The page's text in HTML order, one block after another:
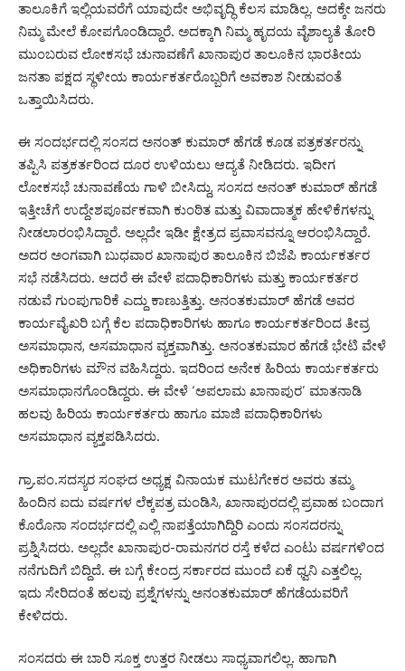
ತಾಲೂಕಿಗೆ ಇಲ್ಲಿಯವರೆಗೆ ಯಾವುದೇ ಅಭಿವೃದ್ಧಿ ಕೆಲಸ ಮಾಡಿಲ್ಲ. ಅದಕ್ಕೇ ಜನರು
ನಿಮ್ಮ ಮೇಲೆ ಕೋಪಗೊಂಡಿದ್ದಾರೆ. ಅದಕ್ಕಾಗಿ ನಿಮ್ಮ ಹೃದಯ ವೈಶಾಲ್ಯತೆ ತೋರಿ
ಮುಂಬರುವ ಲೋಕಸಭೆ ಚುನಾವಣೆಗೆ ಖಾನಾಪುರ ತಾಲೂಕಿನ ಭಾರತೀಯ
ಜನತಾ ಪಕ್ಷದ ಸ್ಥಳೀಯ ಕಾರ್ಯಕರ್ತರೊಬ್ಬರಿಗೆ ಅವಕಾಶ ನೀಡುವಂತೆ
ಒತ್ತಾಯಿಸಿದರು.
ಈ ಸಂದರ್ಭದಲ್ಲಿ ಸಂಸದ ಅನಂತ್ ಕುಮಾರ್ ಹೆಗಡೆ ಕೂಡ ಪತ್ರಕರ್ತರನ್ನು
ತಪ್ಪಿಸಿ ಪತ್ರಕರ್ತರಿಂದ ದೂರ ಉಳಿಯಲು ಆದ್ಯತೆ ನೀಡಿದರು. ಇದೀಗ
ಲೋಕಸಭೆ ಚುನಾವಣೆಯ ಗಾಳಿ ಬೀಸಿದ್ದು, ಸಂಸದ ಅನಂತ್ ಕುಮಾರ್ ಹೆಗಡೆ
ಇತ್ತೀಚೆಗೆ ಉದ್ದೇಶಪೂರ್ವಕವಾಗಿ ಕುಂಠಿತ ಮತ್ತು ವಿವಾದಾತ್ಮಕ ಹೇಳಿಕೆಗಳನ್ನು
ನೀಡಲಾರಂಭಿಸಿದ್ದಾರೆ. ಅಲ್ಲದೇ ಇಡೀ ಕ್ಷೇತ್ರದ ಪ್ರವಾಸವನ್ನೂ ಆರಂಭಿಸಿದ್ದಾರೆ.
ಅದರ ಅಂಗವಾಗಿ ಬುಧವಾರ ಖಾನಾಪುರ ತಾಲೂಕಿನ ಬಿಜೆಪಿ ಕಾರ್ಯಕರ್ತರ
ಸಭೆ ನಡೆಸಿದರು. ಆದರೆ ಈ ವೇಳೆ ಪದಾಧಿಕಾರಿಗಳು ಮತ್ತು ಕಾರ್ಯಕರ್ತರ
ನಡುವೆ ಗುಂಪುಗಾರಿಕೆ ಎದ್ದು ಕಾಣುತ್ತಿತ್ತು. ಅನಂತಕುಮಾರ್ ಹೆಗಡೆ ಅವರ
ಕಾರ್ಯವೈಖರಿ ಬಗ್ಗೆ ಕೆಲ ಪದಾಧಿಕಾರಿಗಳು ಹಾಗೂ ಕಾರ್ಯಕರ್ತರಿಂದ ತೀವ್ರ
ಅಸಮಾಧಾನ, ಅಸಮಾಧಾನ ವ್ಯಕ್ತವಾಗಿತ್ತು. ಅನಂತಕುಮಾರ ಹೆಗಡೆ ಭೇಟಿ ವೇಳೆ
ಅಧಿಕಾರಿಗಳು ಮೌನ ವಹಿಸಿದ್ದರು. ಇದರಿಂದ ಅನೇಕ ಹಿರಿಯ ಕಾರ್ಯಕರ್ತರು
ಅಸಮಾಧಾನಗೊಂಡಿದ್ದರು. ಈ ವೇಳೆ ‘ಅಪಲಾಮ ಖಾನಾಪುರ’ ಮಾತನಾಡಿ
ಹಲವು ಹಿರಿಯ ಕಾರ್ಯಕರ್ತರು ಹಾಗೂ ಮಾಜಿ ಪದಾಧಿಕಾರಿಗಳು
ಅಸಮಾಧಾನ ವ್ಯಕ್ತಪಡಿಸಿದರು.
ಗ್ರಾ.ಪಂ.ಸದಸ್ಯರ ಸಂಘದ ಅಧ್ಯಕ್ಷ ವಿನಾಯಕ ಮುಟಗೇಕರ ಅವರು ತಮ್ಮ
ಹಿಂದಿನ ಐದು ವರ್ಷಗಳ ಲೆಕ್ಕಪತ್ರ ಮಂಡಿಸಿ, ಖಾನಾಪುರದಲ್ಲಿ ಪ್ರವಾಹ ಬಂದಾಗ
ಕೊರೊನಾ ಸಂದರ್ಭದಲ್ಲಿ ಎಲ್ಲಿ ನಾಪತ್ತೆಯಾಗಿದ್ದಿರಿ ಎಂದು ಸಂಸದರನ್ನು
ಪ್ರಶ್ನಿಸಿದರು. ಅಲ್ಲದೇ ಖಾನಾಪುರ-ರಾಮನಗರ ರಸ್ತೆ ಕಳೆದ ಎಂಟು ವರ್ಷಗಳಿಂದ
ನನೆಗುದಿಗೆ ಬಿದ್ದಿದೆ. ಈ ಬಗ್ಗೆ ಕೇಂದ್ರ ಸರ್ಕಾರದ ಮುಂದೆ ಏಕೆ ಧ್ವನಿ ಎತ್ತಲಿಲ್ಲ.
ಇದು ಸೇರಿದಂತೆ ಹಲವು ಪ್ರಶ್ನೆಗಳನ್ನು ಅನಂತಕುಮಾರ್ ಹೆಗಡೆಯವರಿಗೆ
ಕೇಳಿದರು.
ಸಂಸದರು ಈ ಬಾರಿ ಸೂಕ್ತ ಉತ್ತರ ನೀಡಲು ಸಾಧ್ಯವಾಗಲಿಲ್ಲ. ಹಾಗಾಗಿ